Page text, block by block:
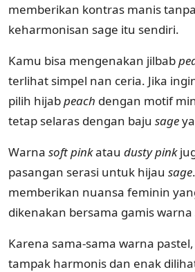
memberikan kontras manis
keharmonisan sage itu sendiri.
Kamu bisa mengenakan jilbab
terlihat simpel nan ceria. Jika
pilih hijabpeach dengan motif
tetap selaras dengan baju sage
Warna soft pinkatau dusty pink
pasangan serasi untuk hijau sage
memberikan nuansa feminin
dikenakan bersama gamis warna
Karena sama-sama warna
tampak harmonis dan enak